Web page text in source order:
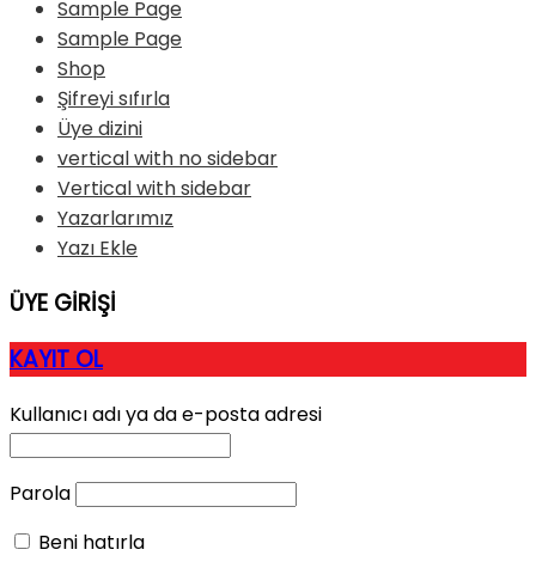
Sample Page
Sample Page
Shop
Şifreyi sıfırla
Üye dizini
vertical with no sidebar
Vertical with sidebar
Yazarlarımız
Yazı Ekle
ÜYE GİRİŞİ
KAYIT OL
Kullanıcı adı ya da e-posta adresi
Parola
Beni hatırla